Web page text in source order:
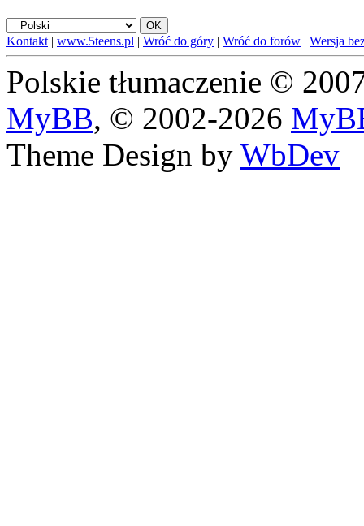
Kontakt | www.5teens.pl | Wróć do góry | Wróć do forów | Wersja
Polskie tłumaczenie ©
MyBB, © 2002-2026
Theme Design by WbDev